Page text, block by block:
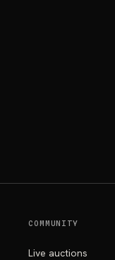
COMMUNITY
Live auctions